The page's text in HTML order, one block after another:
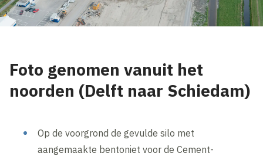
Foto genomen vanuit het
noorden (Delft naar Schiedam)
Op de voorgrond de gevulde silo met
aangemaakte bentoniet voor de Cement-